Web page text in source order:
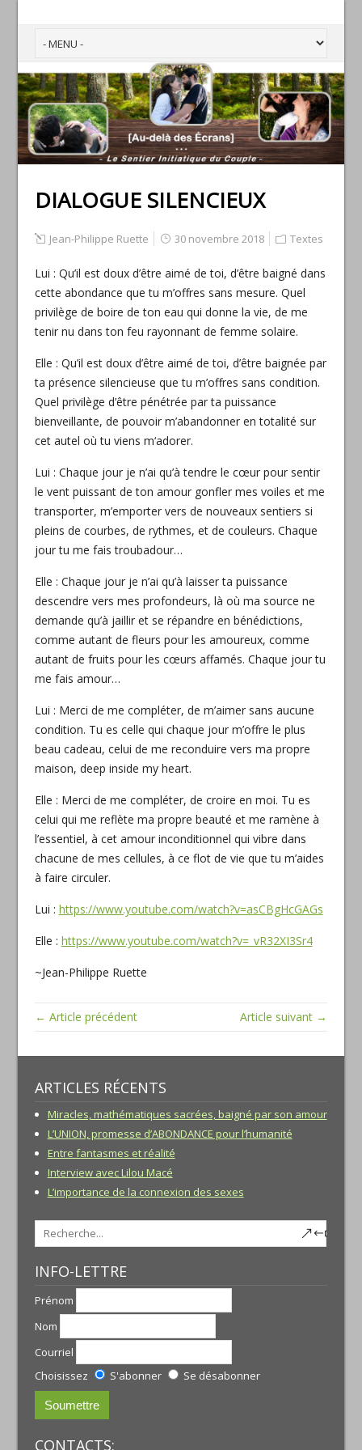
DIALOGUE SILENCIEUX
Jean-Philippe Ruette 30 novembre 2018 Textes
Lui : Qu’il est doux d’être aimé de toi, d’être baigné dans
cette abondance que tu m’offres sans mesure. Quel
privilège de boire de ton eau qui donne la vie, de me
tenir nu dans ton feu rayonnant de femme solaire.
Elle : Qu’il est doux d’être aimé de toi, d’être baignée par
ta présence silencieuse que tu m’offres sans condition.
Quel privilège d’être pénétrée par ta puissance
bienveillante, de pouvoir m’abandonner en totalité sur
cet autel où tu viens m‘adorer.
Lui : Chaque jour je n’ai qu’à tendre le cœur pour sentir
le vent puissant de ton amour gonfler mes voiles et me
transporter, m’emporter vers de nouveaux sentiers si
pleins de courbes, de rythmes, et de couleurs. Chaque
jour tu me fais troubadour…
Elle : Chaque jour je n’ai qu’à laisser ta puissance
descendre vers mes profondeurs, là où ma source ne
demande qu’à jaillir et se répandre en bénédictions,
comme autant de fleurs pour les amoureux, comme
autant de fruits pour les cœurs affamés. Chaque jour tu
me fais amour…
Lui : Merci de me compléter, de m’aimer sans aucune
condition. Tu es celle qui chaque jour m’offre le plus
beau cadeau, celui de me reconduire vers ma propre
maison, deep inside my heart.
Elle : Merci de me compléter, de croire en moi. Tu es
celui qui me reflète ma propre beauté et me ramène à
l’essentiel, à cet amour inconditionnel qui vibre dans
chacune de mes cellules, à ce flot de vie que tu m’aides
à faire circuler.
Lui : https://www.youtube.com/watch?v=asCBgHcGAGs
Elle : https://www.youtube.com/watch?v=_vR32XI3Sr4
~Jean-Philippe Ruette
← Article précédent Article suivant →
ARTICLES RÉCENTS
Miracles, mathématiques sacrées, baigné par son amour
L’UNION, promesse d’ABONDANCE pour l’humanité
Entre fantasmes et réalité
Interview avec Lilou Macé
L’importance de la connexion des sexes
INFO-LETTRE
Prénom
Nom
Courriel
Choisissez
S'abonner Se désabonner
CONTACTS: